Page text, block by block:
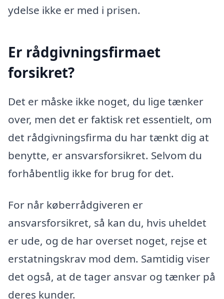
ydelse ikke er med i prisen.
Er rådgivningsfirmaet
forsikret?
Det er måske ikke noget, du lige tænker
over, men det er faktisk ret essentielt, om
det rådgivningsfirma du har tænkt dig at
benytte, er ansvarsforsikret. Selvom du
forhåbentlig ikke for brug for det.
For når køberrådgiveren er
ansvarsforsikret, så kan du, hvis uheldet
er ude, og de har overset noget, rejse et
erstatningskrav mod dem. Samtidig viser
det også, at de tager ansvar og tænker på
deres kunder.